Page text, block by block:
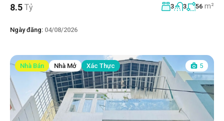
8.5 Tỷ 3 3 56 m²
Ngày đăng: 04/08/2026
Nhà Bán Nhà Mở Xác Thực 5